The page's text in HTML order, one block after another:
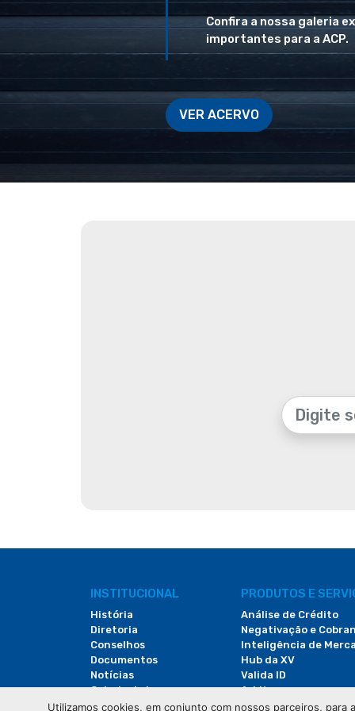
Confira a nossa galeria
importantes para a ACP.
VER ACERVO
INSTITUCIONAL
História
Diretoria
Conselhos
Documentos
Notícias
Galeria de Imagens
Revista do Comércio
PRODUTOS E
Análise de Crédito
Negativação e
Inteligência de
Hub da XV
Valida ID
Arbitac
Locação de Espaços
Utilizamos cookies, em conjunto com nossos parceiros,